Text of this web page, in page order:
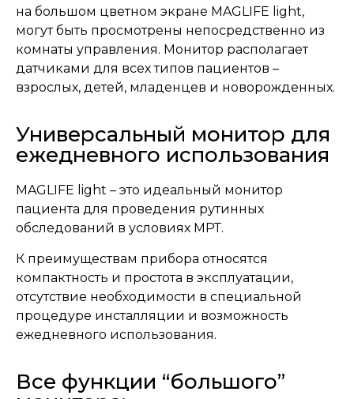
на большом цветном экране MAGLIFE light,
могут быть просмотрены непосредственно из
комнаты управления. Монитор располагает
датчиками для всех типов пациентов –
взрослых, детей, младенцев и новорожденных.
Универсальный монитор для
ежедневного использования
MAGLIFE light – это идеальный монитор
пациента для проведения рутинных
обследований в условиях МРТ.
К преимуществам прибора относятся
компактность и простота в эксплуатации,
отсутствие необходимости в специальной
процедуре инсталляции и возможность
ежедневного использования.
Все функции “большого”